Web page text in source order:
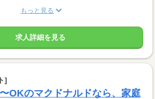
もっと見る
求人詳細を見る
]
OKのマクドナルドなら、家庭